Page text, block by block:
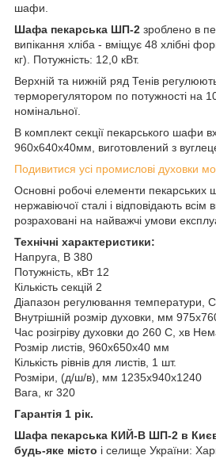
шафи.
Шафа пекарська ШП-2 зроблено в
випікання хліба - вміщує 48 хлібні
кг). Потужність: 12,0 кВт.
Верхній та нижній ряд Тенів
терморегулятором по потужності на
номінальної.
В комплект секції пекарського шафи
960х640х40мм, виготовлений з
Подивитися усі промислові духовки
Основні робочі елементи пекарських
нержавіючої сталі і відповідають
розраховані на найважчі умови
Технічні характеристики:
Напруга, В 380
Потужність, кВт 12
Кількість секцій 2
Діапазон регулювання температури,
Внутрішній розмір духовки, мм
Час розігріву духовки до 260 С, хв
Розмір листів, 960х650х40 мм
Кількість рівнів для листів, 1 шт.
Розміри, (д/ш/в), мм 1235x940x1240
Вага, кг 320
Гарантія 1 рік.
Шафа пекарська КИЙ-В ШП-2 в
будь-яке місто і селище України: